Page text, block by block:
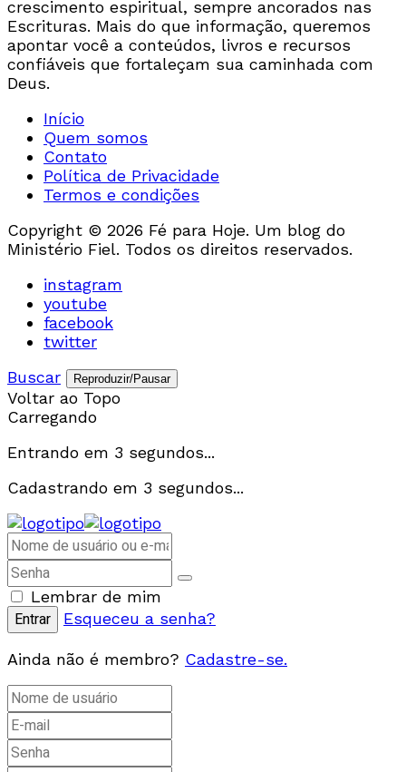
crescimento espiritual, sempre ancorados nas
Escrituras. Mais do que informação, queremos
apontar você a conteúdos, livros e recursos
confiáveis que fortaleçam sua caminhada com
Deus.
Início
Quem somos
Contato
Política de Privacidade
Termos e condições
Copyright © 2026 Fé para Hoje. Um blog do
Ministério Fiel. Todos os direitos reservados.
instagram
youtube
facebook
twitter
Buscar
Reproduzir/Pausar
Voltar ao Topo
Carregando
Entrando em 3 segundos...
Cadastrando em 3 segundos...
Lembrar de mim
Esqueceu a senha?
Ainda não é membro? Cadastre-se.